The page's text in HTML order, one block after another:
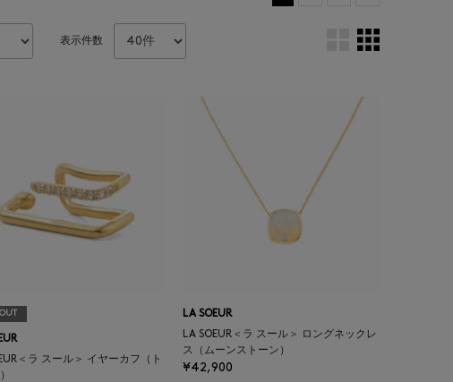
表示件数
＜ラ スール＞ イヤーカフ（ト
LA SOEUR
LA SOEUR＜ラ スール＞ ロングネックレ
ス（ムーンストーン）
¥42,900